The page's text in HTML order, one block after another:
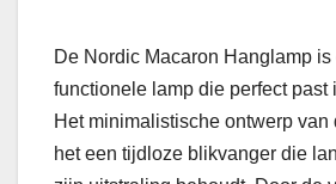
De Nordic Macaron Hanglamp
functionele lamp die perfect past
Het minimalistische ontwerp van
het een tijdloze blikvanger die